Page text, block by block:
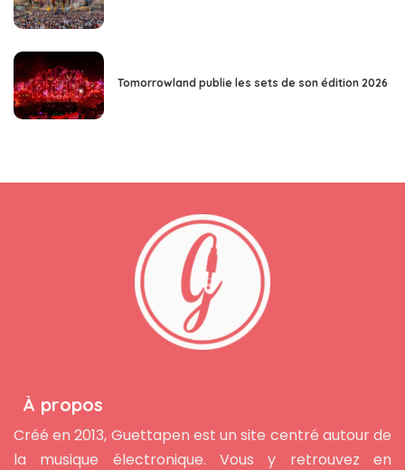
Tomorrowland publie les sets de son édition 2026
À propos
Créé en 2013, Guettapen est un site centré autour de
la musique électronique. Vous y retrouvez en